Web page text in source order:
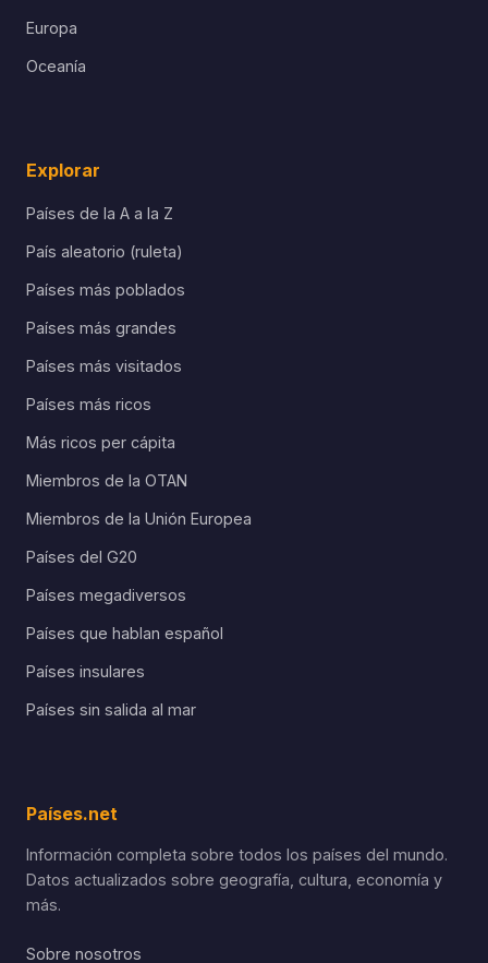
Europa
Oceanía
Explorar
Países de la A a la Z
País aleatorio (ruleta)
Países más poblados
Países más grandes
Países más visitados
Países más ricos
Más ricos per cápita
Miembros de la OTAN
Miembros de la Unión Europea
Países del G20
Países megadiversos
Países que hablan español
Países insulares
Países sin salida al mar
Países.net
Información completa sobre todos los países del mundo.
Datos actualizados sobre geografía, cultura, economía y
más.
Sobre nosotros